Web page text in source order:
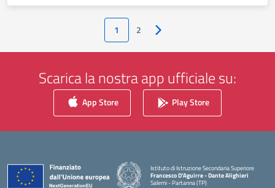
1 2 Pagina successiva
Scarica la nostra app ufficiale su:
App Store Play Store
Istituto di Istruzione Secondaria Superiore
Francesco D'Aguirre - Dante Alighieri
Salemi - Partanna (TP)